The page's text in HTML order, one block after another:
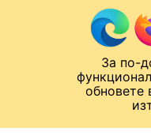
За по-
обновете
Към съдържанието
Лига на Конференциите